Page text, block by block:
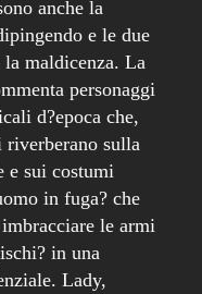
anche la
e le due
maldicenza. La
personaggi
d?epoca che,
riverberano sulla
e sui costumi
in fuga? che
le armi
in una
Lady,